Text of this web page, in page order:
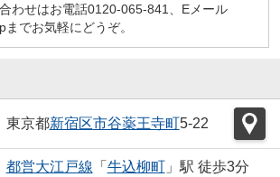
わせはお電話0120-065-841、Eメール
でお気軽にどうぞ。
東京都新宿区市谷薬王寺町5-22
都営大江戸線 「 牛込柳町」駅 徒歩3分